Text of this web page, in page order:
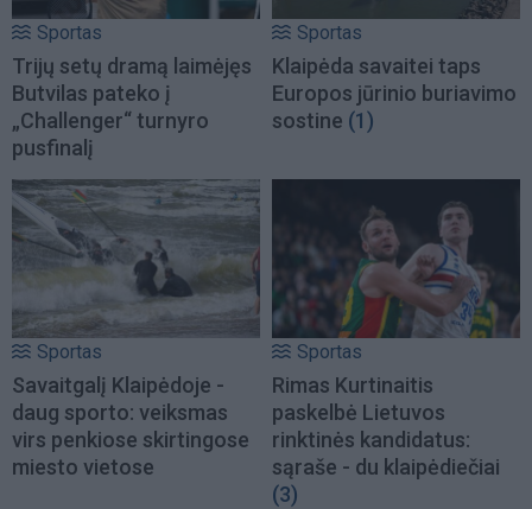
Sportas
Trijų setų dramą laimėjęs
Butvilas pateko į
„Challenger“ turnyro
pusfinalį
Sportas
Klaipėda savaitei taps
Europos jūrinio buriavimo
sostine (1)
Sportas
Savaitgalį Klaipėdoje -
daug sporto: veiksmas
virs penkiose skirtingose
miesto vietose
Sportas
Rimas Kurtinaitis
paskelbė Lietuvos
rinktinės kandidatus:
sąraše - du klaipėdiečiai
(3)